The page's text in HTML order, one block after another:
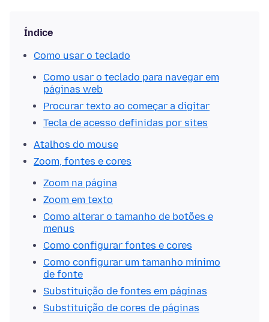
Índice
Como usar o teclado
Como usar o teclado para navegar em
páginas web
Procurar texto ao começar a digitar
Tecla de acesso definidas por sites
Atalhos do mouse
Zoom, fontes e cores
Zoom na página
Zoom em texto
Como alterar o tamanho de botões e
menus
Como configurar fontes e cores
Como configurar um tamanho mínimo
de fonte
Substituição de fontes em páginas
Substituição de cores de páginas